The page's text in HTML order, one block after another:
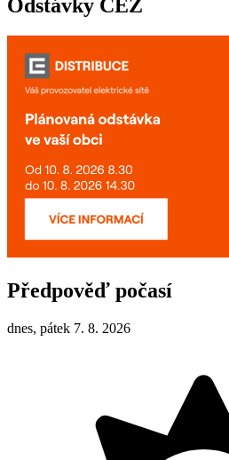
Odstávky ČEZ
Předpověď počasí
dnes, pátek 7. 8. 2026